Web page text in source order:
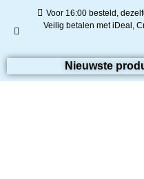
Voor 16:00 besteld,
Veilig betalen met iDeal,
Nieuwste